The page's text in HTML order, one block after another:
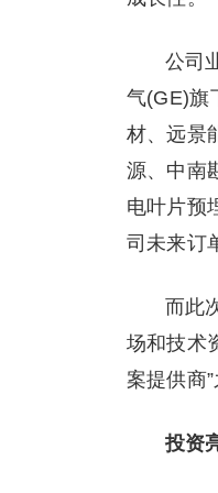
公司
气(GE)旗
材、远景
源、中南
电叶片预
司未来订
而此
场和技术
案提供商
投资